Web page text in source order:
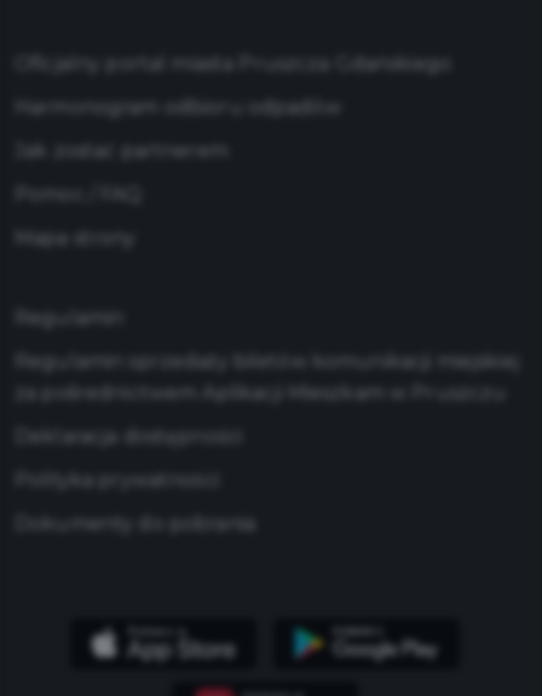
Oficjalny portal miasta Pruszcza Gdańskiego
Harmonogram odbioru odpadów
Jak zostać partnerem
Mapa strony
Regulamin
Regulamin sprzedaży biletów komunikacji miejskiej
za pośrednictwem Aplikacji Mieszkam w Pruszczu
Deklaracja dostępności
Polityka prywatności
Dokumenty do pobrania